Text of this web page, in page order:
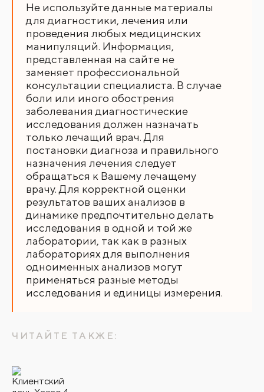
Не используйте данные материалы
для диагностики, лечения или
проведения любых медицинских
манипуляций. Информация,
представленная на сайте не
заменяет профессиональной
консультации специалиста. В случае
боли или иного обострения
заболевания диагностические
исследования должен назначать
только лечащий врач. Для
постановки диагноза и правильного
назначения лечения следует
обращаться к Вашему лечащему
врачу. Для корректной оценки
результатов ваших анализов в
динамике предпочтительно делать
исследования в одной и той же
лаборатории, так как в разных
лабораториях для выполнения
одноименных анализов могут
применяться разные методы
исследования и единицы измерения.
ЧИТАЙТЕ ТАКЖЕ: